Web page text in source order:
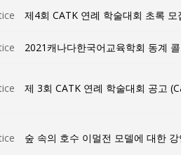
제4회 CATK 연례 학술대회 초록
2021캐나다한국어교육학회 동계
제 3회 CATK 연례 학술대회 공고
숲 속의 호수 이멀전 모델에 대한